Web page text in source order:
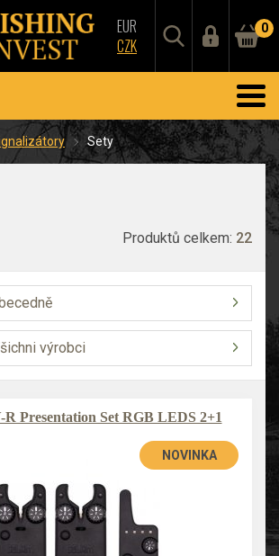
EUR
CZK
0
Sety
Produktů celkem: 22
výrobci
Presentation Set RGB LEDS 2+1
NOVINKA